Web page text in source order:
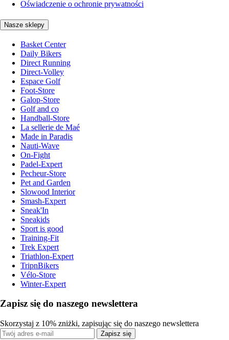
Oświadczenie o ochronie prywatności
Nasze sklepy
Basket Center
Daily Bikers
Direct Running
Direct-Volley
Espace Golf
Foot-Store
Galop-Store
Golf and co
Handball-Store
La sellerie de Maé
Made in Paradis
Nauti-Wave
On-Fight
Padel-Expert
Pecheur-Store
Pet and Garden
Slowood Interior
Smash-Expert
Sneak'In
Sneakids
Sport is good
Training-Fit
Trek Expert
Triathlon-Expert
TripnBikers
Vélo-Store
Winter-Expert
Zapisz się do naszego newslettera
Skorzystaj z 10% zniżki, zapisując się do naszego newslettera
Zapisz się